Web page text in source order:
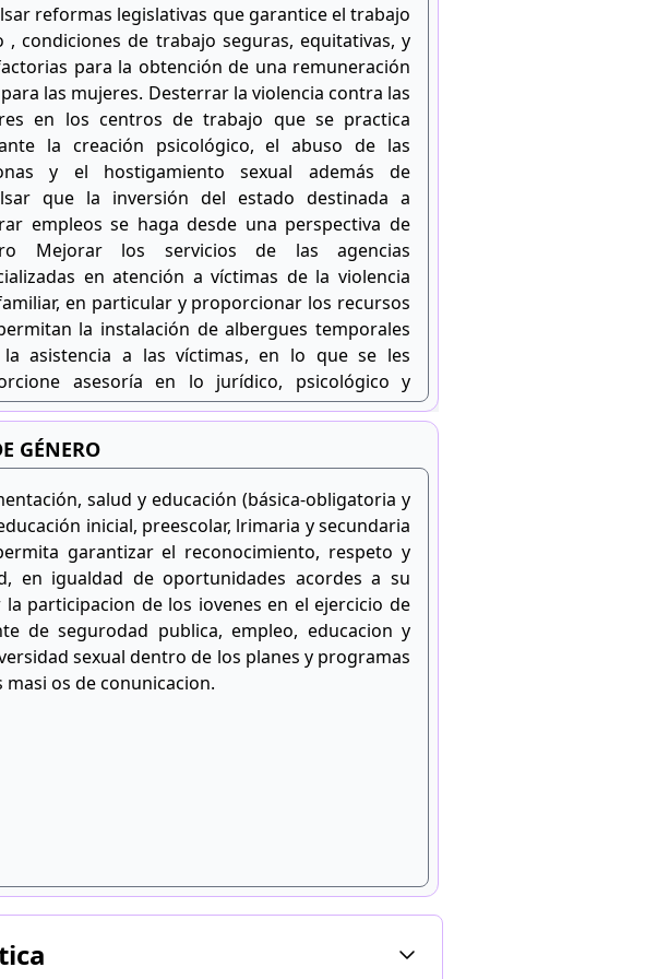
reformas legislativas que garantice el trabajo
, condiciones de trabajo seguras, equitativas, y
para la obtención de una remuneración
las mujeres. Desterrar la violencia contra las
en los centros de trabajo que se practica
la creación psicológico, el abuso de las
y el hostigamiento sexual además de
que la inversión del estado destinada a
empleos se haga desde una perspectiva de
Mejorar los servicios de las agencias
en atención a víctimas de la violencia
en particular y proporcionar los recursos
la instalación de albergues temporales
la asistencia a las víctimas, en lo que se les
asesoría en lo jurídico, psicológico y
GÉNERO
salud y educación (básica-obligatoria y
inicial, preescolar, lrimaria y secundaria
garantizar el reconocimiento, respeto y
en igualdad de oportunidades acordes a su
participacion de los iovenes en el ejercicio de
de segurodad publica, empleo, educacion y
sexual dentro de los planes y programas
os de conunicacion.